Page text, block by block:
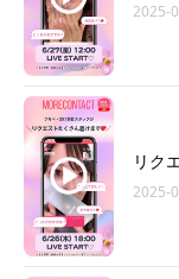
2025-
リク
2025-